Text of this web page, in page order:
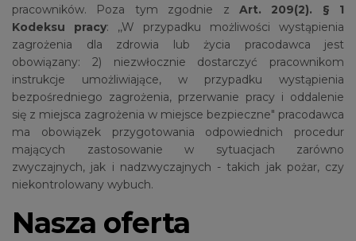
pracowników. Poza tym zgodnie z Art. 209(2). § 1
Kodeksu pracy: ,,W przypadku możliwości wystąpienia
zagrożenia dla zdrowia lub życia pracodawca jest
obowiązany: 2) niezwłocznie dostarczyć pracownikom
instrukcje umożliwiające, w przypadku wystąpienia
bezpośredniego zagrożenia, przerwanie pracy i oddalenie
się z miejsca zagrożenia w miejsce bezpieczne" pracodawca
ma obowiązek przygotowania odpowiednich procedur
mających zastosowanie w sytuacjach zarówno
zwyczajnych, jak i nadzwyczajnych - takich jak pożar, czy
niekontrolowany wybuch.
Nasza oferta